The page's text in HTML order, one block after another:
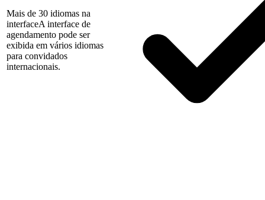
Mais de 30 idiomas na
interfaceA interface de
agendamento pode ser
exibida em vários idiomas
para convidados
internacionais.